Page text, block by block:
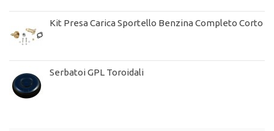
Kit Presa Carica Sportello Benzina Completo Corto
Serbatoi GPL Toroidali